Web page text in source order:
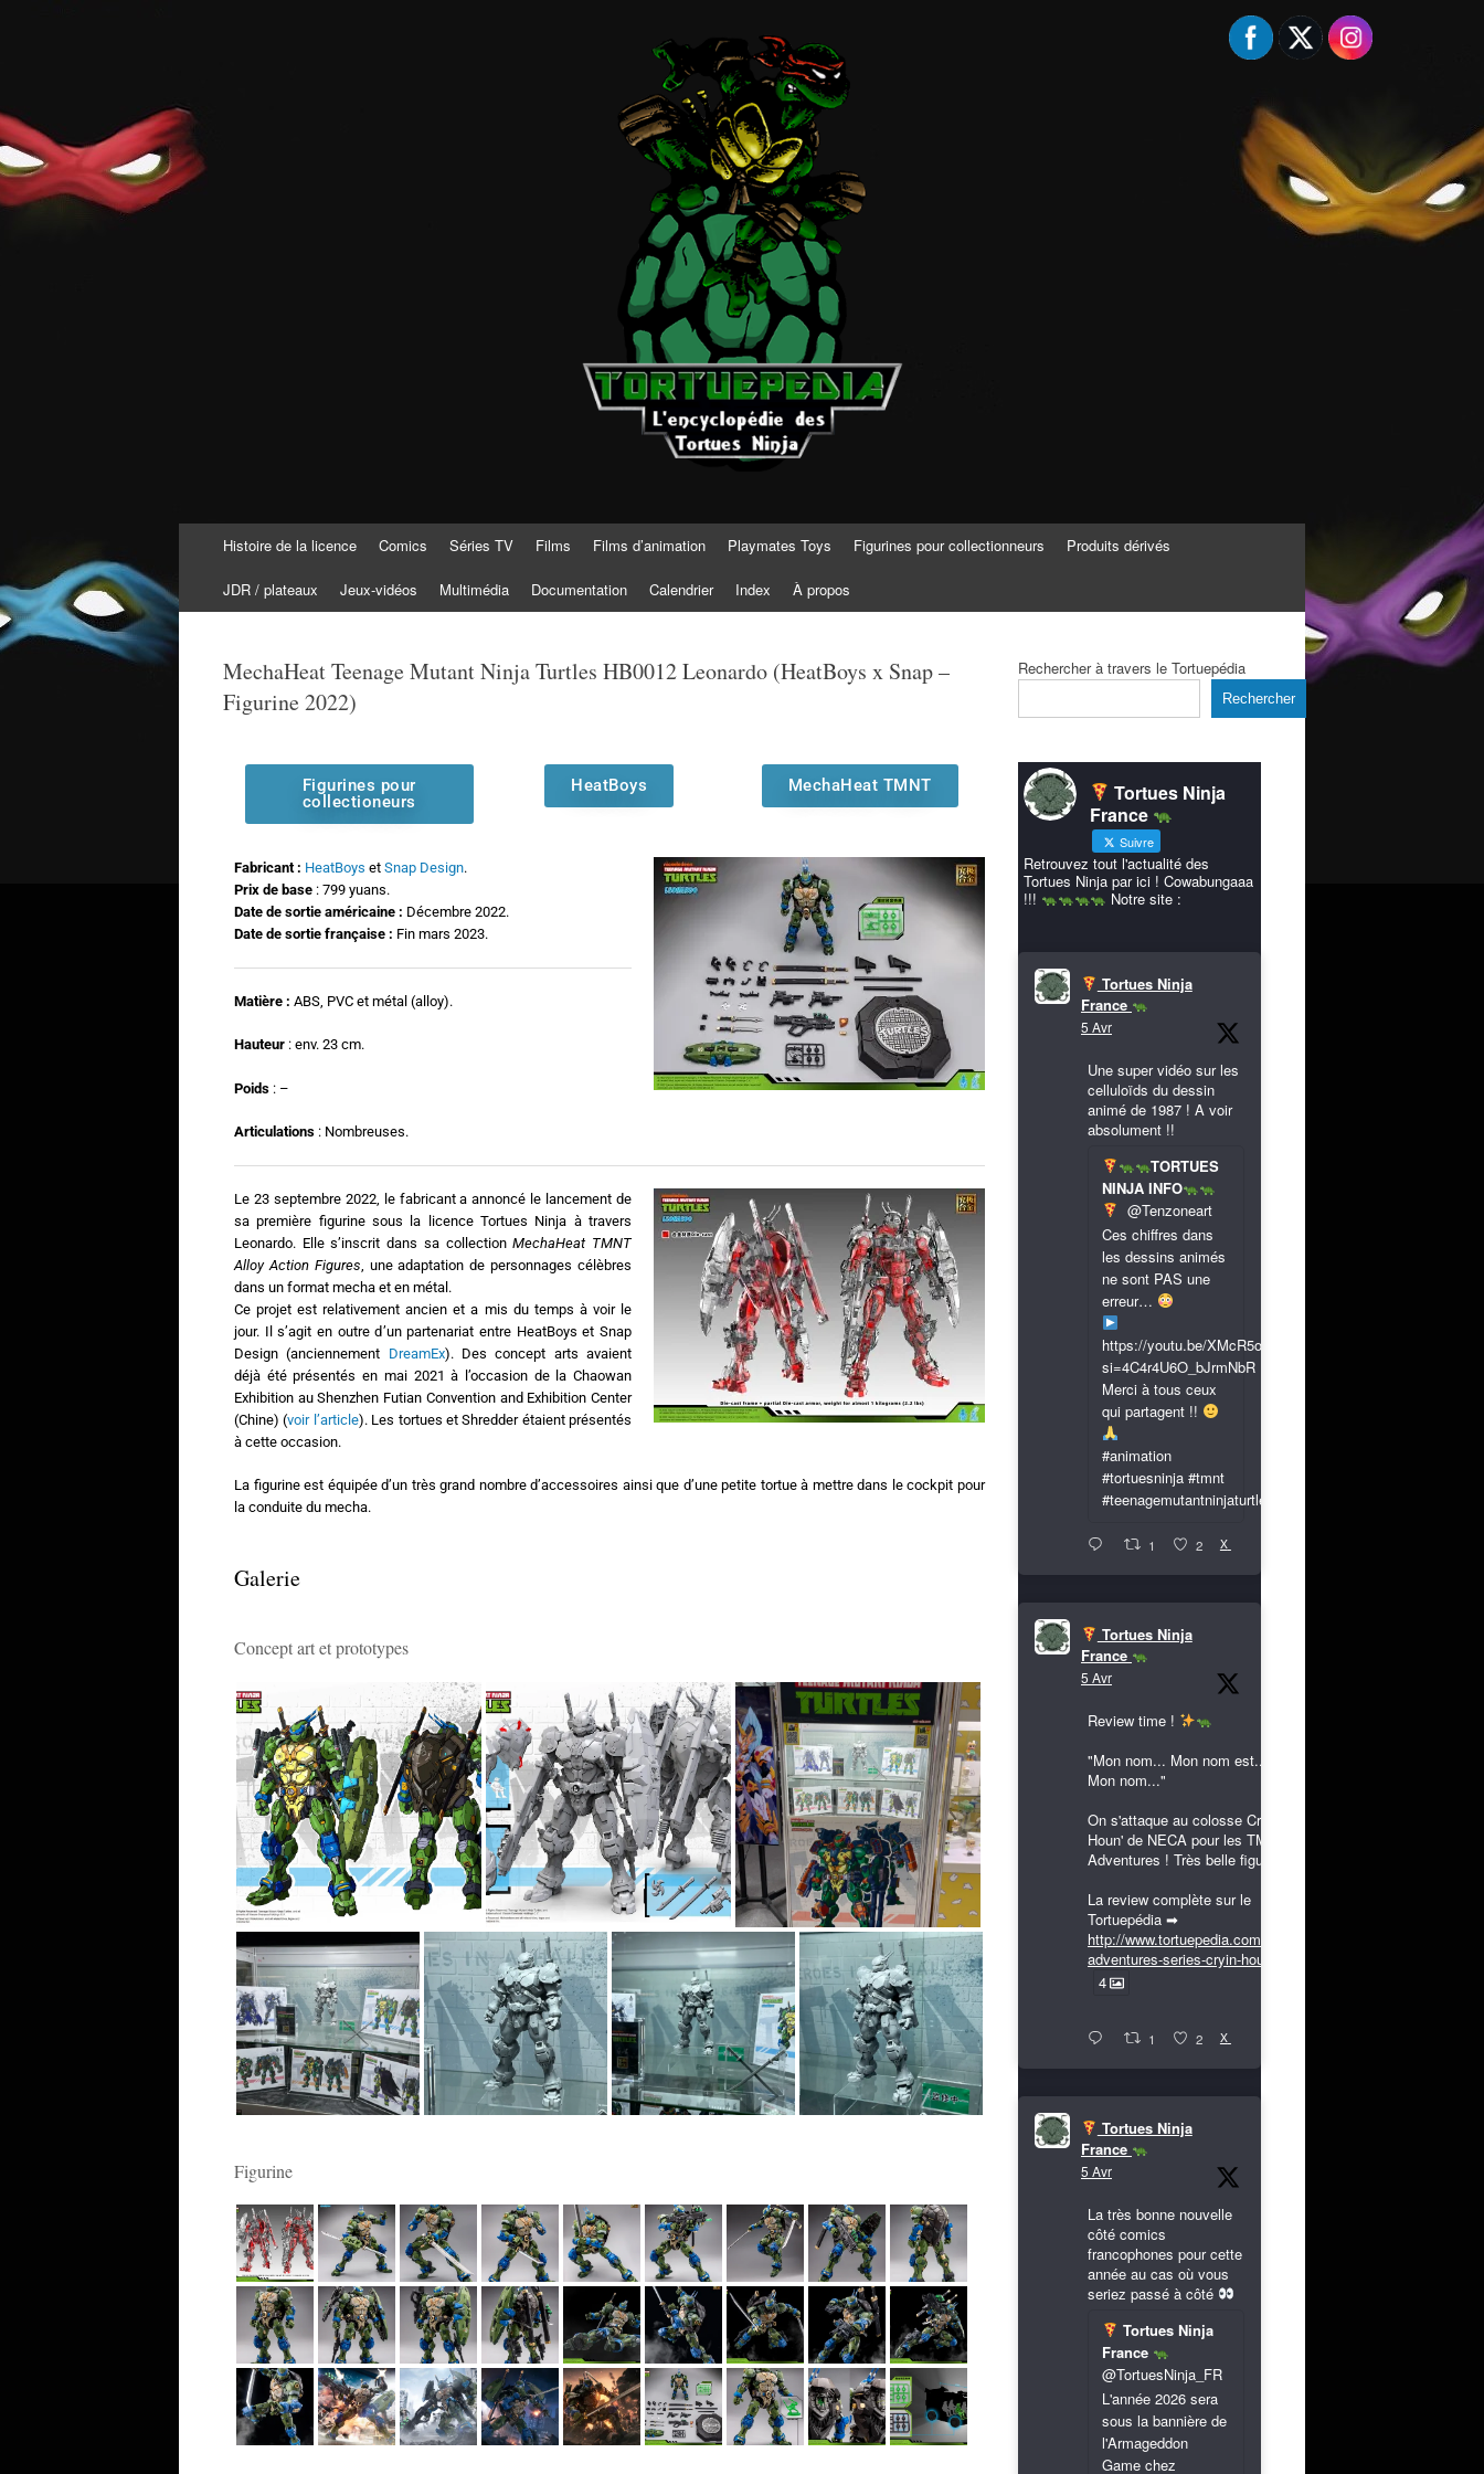
Tortuepédia
L'encyclopédie des Tortues Ninja !
Histoire de la licence Comics Séries TV Films Films d’animation Playmates Toys Figurines pour collectionneurs Produits dérivés
JDR / plateaux Jeux-vidéos Multimédia Documentation Calendrier Index À propos
MechaHeat Teenage Mutant Ninja Turtles HB0012 Leonardo (HeatBoys x Snap –
Figurine 2022)
Figurines pour
collectioneurs
HeatBoys MechaHeat TMNT
Fabricant : HeatBoys et Snap Design.
Prix de base : 799 yuans.
Date de sortie américaine : Décembre 2022.
Date de sortie française : Fin mars 2023.
Matière : ABS, PVC et métal (alloy).
Hauteur : env. 23 cm.
Poids : –
Articulations : Nombreuses.
Le 23 septembre 2022, le fabricant a annoncé le lancement de
sa première figurine sous la licence Tortues Ninja à travers
Leonardo. Elle s’inscrit dans sa collectionMechaHeat TMNT
Alloy Action Figures , une adaptation de personnages célèbres
dans un format mecha et en métal.
Ce projet est relativement ancien et a mis du temps à voir le
jour. Il s’agit en outre d’un partenariat entre HeatBoys et Snap
Design (anciennement DreamEx). Des concept arts avaient
déjà été présentés en mai 2021 à l’occasion de la Chaowan
Exhibition au Shenzhen Futian Convention and Exhibition Center
(Chine) (voir l’article). Les tortues et Shredder étaient présentés
à cette occasion.
La figurine est équipée d’un très grand nombre d’accessoires ainsi que d’une petite tortue à mettre dans le cockpit pour
la conduite du mecha.
Galerie
Concept art et prototypes
Figurine
Rechercher à travers le Tortuepédia
Rechercher
Tortues Ninja
France
Suivre
Retrouvez tout l'actualité des
Tortues Ninja par ici ! Cowabungaaa
!!!
Notre site :
Tortues Ninja
France
5 Avr
Une super vidéo sur les
celluloïds du dessin
animé de 1987 ! A voir
absolument !!
TORTUES
NINJA INFO
@Tenzoneart
Ces chiffres dans
les dessins animés
ne sont PAS une
erreur…
https://youtu.be/XMcR5or9N8A?
si=4C4r4U6O_bJrmNbR
Merci à tous ceux
qui partagent !!
#animation
#tortuesninja #tmnt
#teenagemutantninjaturtles
1 2 X
Tortues Ninja
France
5 Avr
Review time !
"Mon nom... Mon nom est...
Mon nom..."
On s'attaque au colosse Cryin'
Houn' de NECA pour les TMNT
Adventures ! Très belle figurine !
La review complète sur le
Tortuepédia ➡
http://www.tortuepedia.com/tmnt-
adventures-series-cryin-houn...
4
1 2 X
Tortues Ninja
France
5 Avr
La très bonne nouvelle
côté comics
francophones pour cette
année au cas où vous
seriez passé à côté
Tortues Ninja
France
@TortuesNinja_FR
L'année 2026 sera
sous la bannière de
l'Armageddon
Game chez